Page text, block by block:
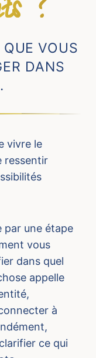
?
VOUS
DANS
vivre le
ressentir
par une étape
vous
dans quel
appelle
à
ce qui